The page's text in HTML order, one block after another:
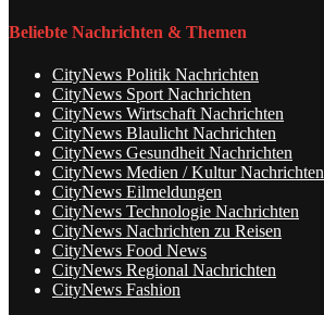
Beliebte Nachrichten & Themen
CityNews Politik Nachrichten
CityNews Sport Nachrichten
CityNews Wirtschaft Nachrichten
CityNews Blaulicht Nachrichten
CityNews Gesundheit Nachrichten
CityNews Medien / Kultur Nachrichten
CityNews Eilmeldungen
CityNews Technologie Nachrichten
CityNews Nachrichten zu Reisen
CityNews Food News
CityNews Regional Nachrichten
CityNews Fashion